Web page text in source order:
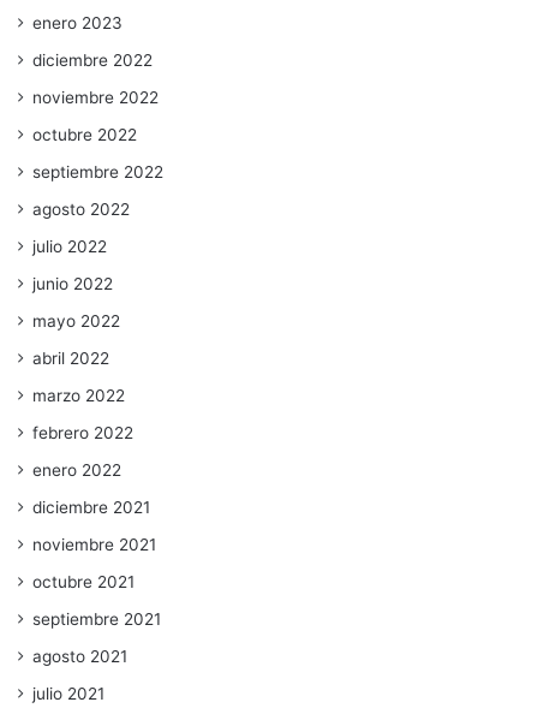
enero 2023
diciembre 2022
noviembre 2022
octubre 2022
septiembre 2022
agosto 2022
julio 2022
junio 2022
mayo 2022
abril 2022
marzo 2022
febrero 2022
enero 2022
diciembre 2021
noviembre 2021
octubre 2021
septiembre 2021
agosto 2021
julio 2021